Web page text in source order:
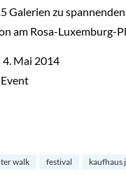
Galerien zu
am Rosa-Luxemburg-
Mai 2014
walk festival kaufhaus